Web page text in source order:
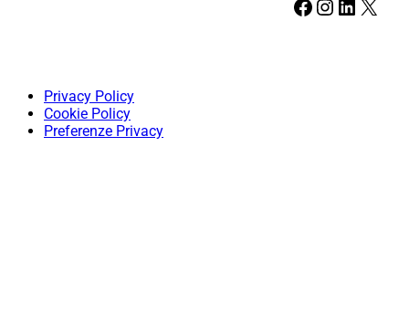
Facebook Instagram LinkedIn X
Privacy Policy
Cookie Policy
Preferenze Privacy